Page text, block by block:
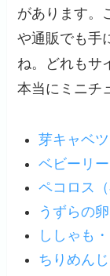
があります。
や通販でも手
ね。どれもサ
本当にミニチ
芽キャベツ
ベビーリ
ペコロス（
うずらの卵
ししゃも
ちりめんじ